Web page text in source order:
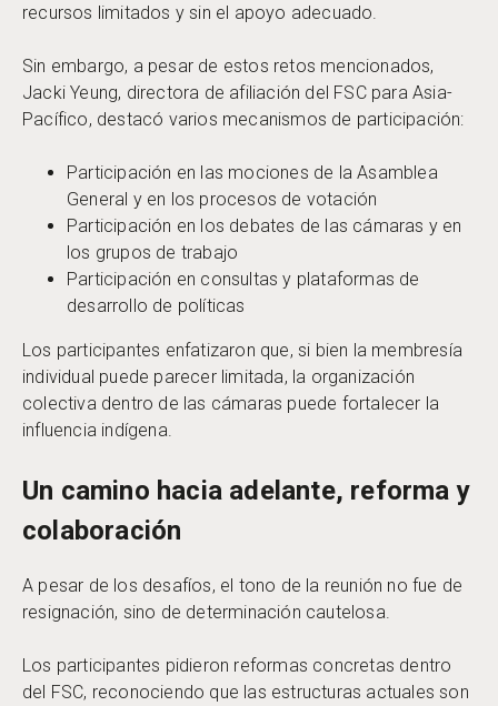
recursos limitados y sin el apoyo adecuado.
Sin embargo, a pesar de estos retos mencionados,
Jacki Yeung, directora de afiliación del FSC para Asia-
Pacífico, destacó varios mecanismos de participación:
Participación en las mociones de la Asamblea
General y en los procesos de votación
Participación en los debates de las cámaras y en
los grupos de trabajo
Participación en consultas y plataformas de
desarrollo de políticas
Los participantes enfatizaron que, si bien la membresía
individual puede parecer limitada, la organización
colectiva dentro de las cámaras puede fortalecer la
influencia indígena.
Un camino hacia adelante, reforma y
colaboración
A pesar de los desafíos, el tono de la reunión no fue de
resignación, sino de determinación cautelosa.
Los participantes pidieron reformas concretas dentro
del FSC, reconociendo que las estructuras actuales son